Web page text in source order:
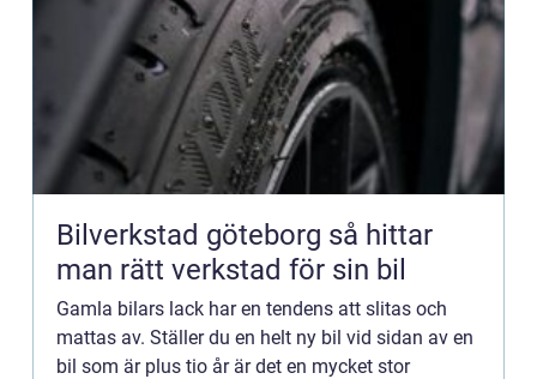
Bilverkstad göteborg så hittar
man rätt verkstad för sin bil
Gamla bilars lack har en tendens att slitas och
mattas av. Ställer du en helt ny bil vid sidan av en
bil som är plus tio år är det en mycket stor